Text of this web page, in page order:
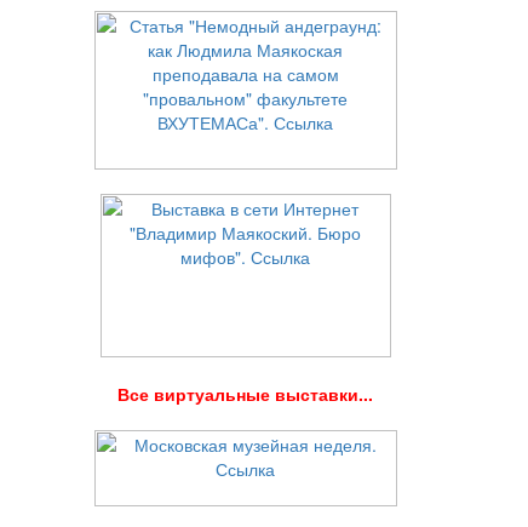
Все виртуальные выставки...